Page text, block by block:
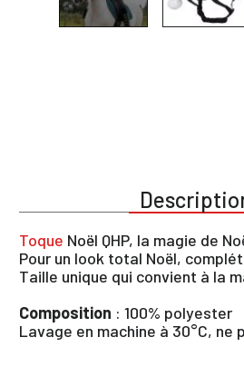
Toque Noël QHP, la magie de
Pour un look total Noël,
Taille unique qui convient à la
Composition : 100% polyester
Lavage en machine à 30°C,